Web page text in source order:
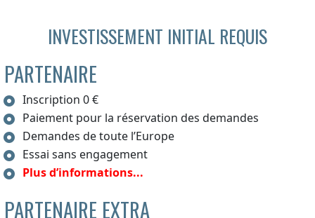
INVESTISSEMENT INITIAL REQUIS
PARTENAIRE
Inscription 0 €
Paiement pour la réservation des demandes
Demandes de toute l’Europe
Essai sans engagement
Plus d’informations...
PARTENAIRE EXTRA